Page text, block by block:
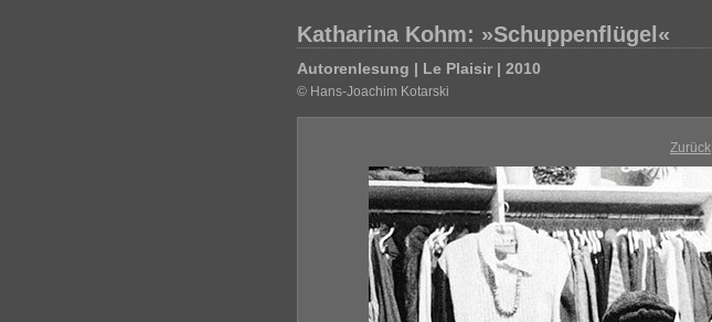
Katharina Kohm: »Schuppenflügel«
Autorenlesung | Le Plaisir | 2010
© Hans-Joachim Kotarski
Zurück